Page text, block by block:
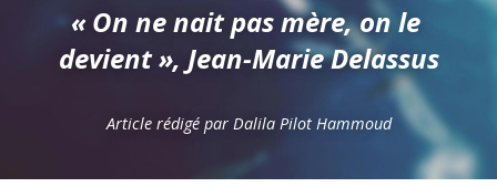
« On ne nait pas mère, on le
devient », Jean-Marie Delassus
Article rédigé par Dalila Pilot Hammoud